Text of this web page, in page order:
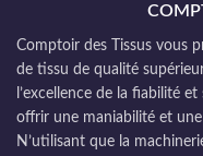
Comptoir des Tissus vous
de tissu de qualité
l’excellence de la fiabilité
offrir une maniabilité et
N’utilisant que la